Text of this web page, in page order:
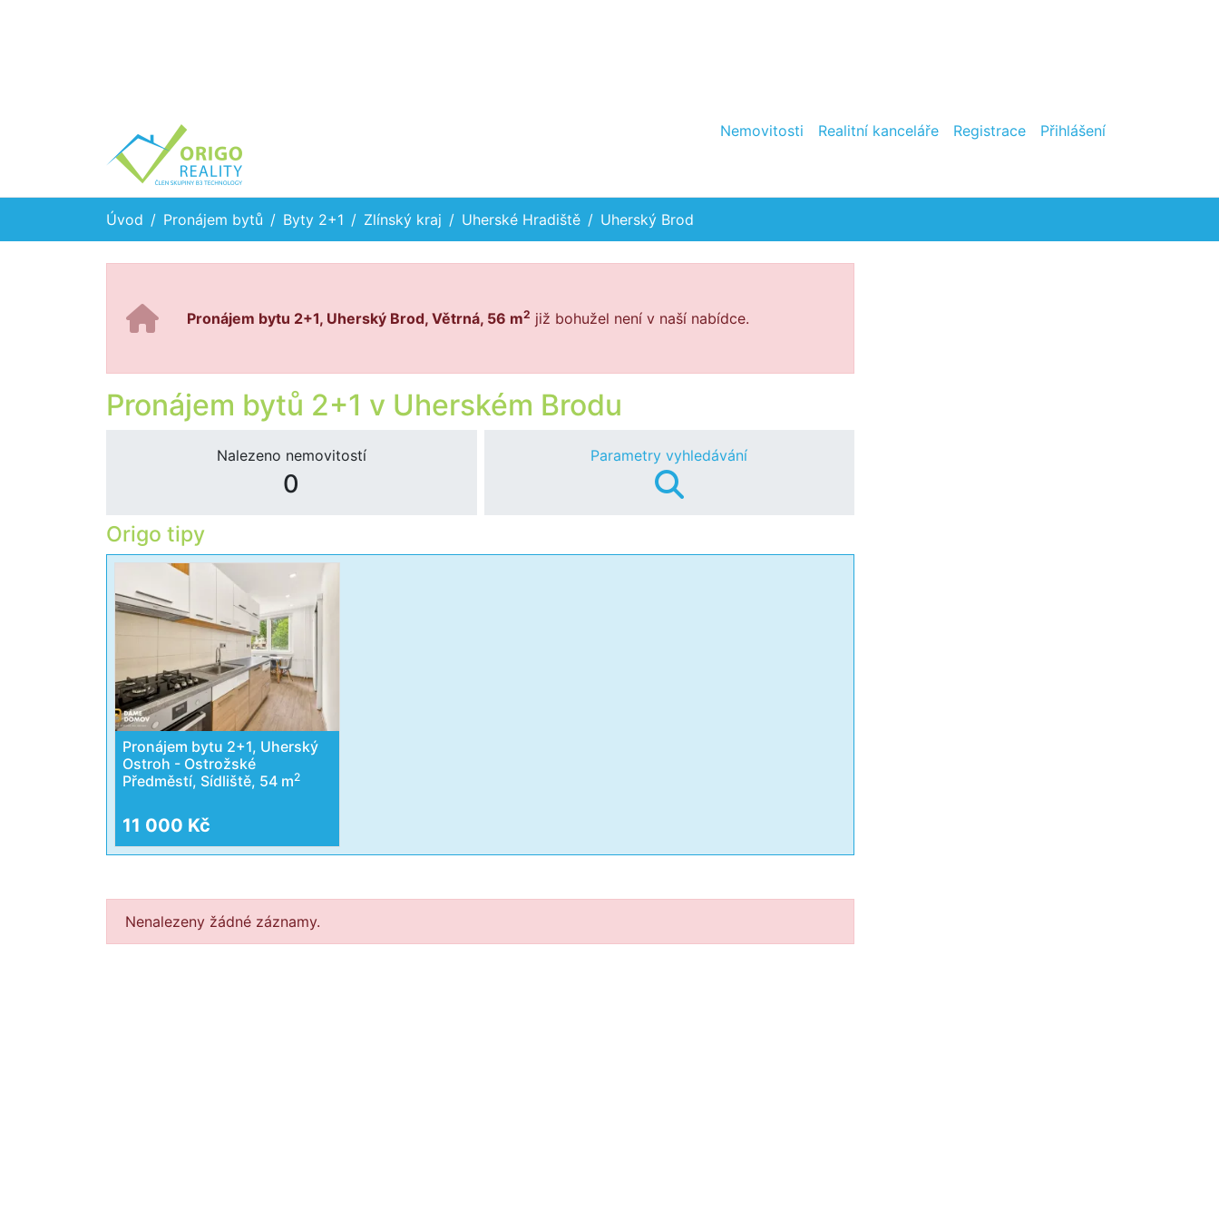
Nemovitosti Realitní kanceláře Registrace Přihlášení
Úvod Pronájem bytů Byty 2+1 Zlínský kraj Uherské Hradiště Uherský Brod
Pronájem bytu 2+1, Uherský Brod, Větrná, 56 m2 již bohužel není v naší nabídce.
Pronájem bytů 2+1 v Uherském Brodu
Nalezeno nemovitostí
0
Parametry vyhledávání
Origo tipy
Pronájem bytu 2+1, Uherský
Ostroh - Ostrožské
Předměstí, Sídliště, 54 m2
11 000 Kč
Nenalezeny žádné záznamy.